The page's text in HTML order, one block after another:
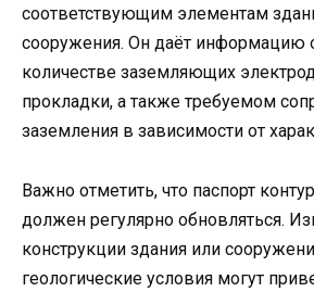
соответствующим элементам
сооружения. Он даёт информацию
количестве заземляющих
прокладки, а также требуемом
заземления в зависимости от
Важно отметить, что паспорт
должен регулярно обновляться.
конструкции здания или
геологические условия могут